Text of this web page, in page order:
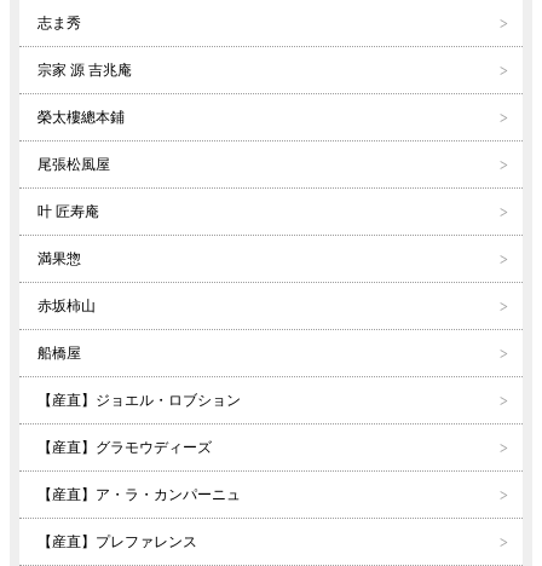
志ま秀
宗家 源 吉兆庵
榮太樓總本鋪
尾張松風屋
叶 匠寿庵
満果惣
赤坂柿山
船橋屋
【産直】ジョエル・ロブション
【産直】グラモウディーズ
【産直】ア・ラ・カンパーニュ
【産直】プレファレンス